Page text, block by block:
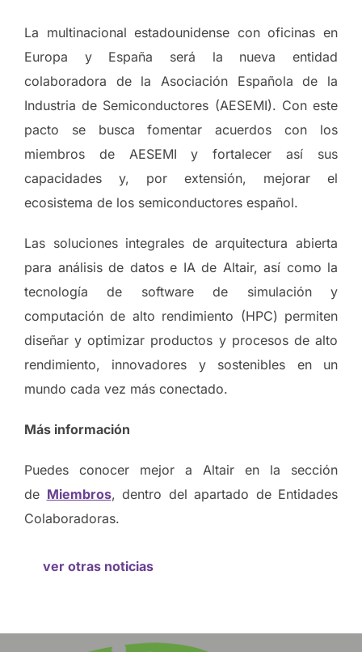
La multinacional estadounidense con oficinas en
Europa y España será la nueva entidad
colaboradora de la Asociación Española de la
Industria de Semiconductores (AESEMI). Con este
pacto se busca fomentar acuerdos con los
miembros de AESEMI y fortalecer así sus
capacidades y, por extensión, mejorar el
ecosistema de los semiconductores español.
Las soluciones integrales de arquitectura abierta
para análisis de datos e IA de Altair, así como la
tecnología de software de simulación y
computación de alto rendimiento (HPC) permiten
diseñar y optimizar productos y procesos de alto
rendimiento, innovadores y sostenibles en un
mundo cada vez más conectado.
Más información
Puedes conocer mejor a Altair en la sección
de Miembros, dentro del apartado de Entidades
Colaboradoras.
ver otras noticias